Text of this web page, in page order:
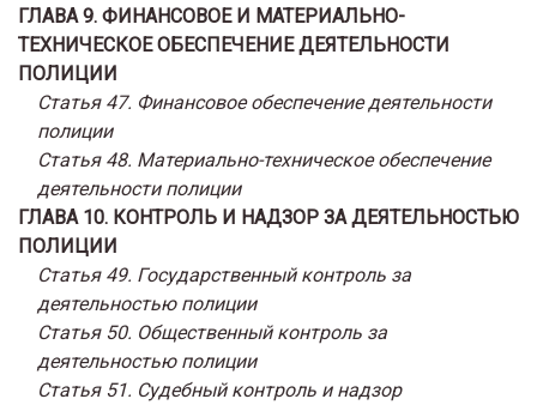
ГЛАВА 9. ФИНАНСОВОЕ И МАТЕРИАЛЬНО-
ТЕХНИЧЕСКОЕ ОБЕСПЕЧЕНИЕ ДЕЯТЕЛЬНОСТИ
ПОЛИЦИИ
Статья 47. Финансовое обеспечение деятельности
полиции
Статья 48. Материально-техническое обеспечение
деятельности полиции
ГЛАВА 10. КОНТРОЛЬ И НАДЗОР ЗА ДЕЯТЕЛЬНОСТЬЮ
ПОЛИЦИИ
Статья 49. Государственный контроль за
деятельностью полиции
Статья 50. Общественный контроль за
деятельностью полиции
Статья 51. Судебный контроль и надзор